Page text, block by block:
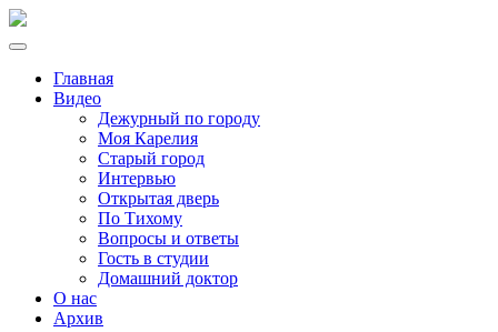
Главная
Видео
Дежурный по городу
Моя Карелия
Старый город
Интервью
Открытая дверь
По Тихому
Вопросы и ответы
Гость в студии
Домашний доктор
О нас
Архив